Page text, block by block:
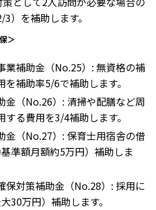
）を補助します。
＞
業補助金（No.25）: 無資格の補
補助率5/6で補助します。
金（No.26）: 清掃や配膳など周
る費用を3/4補助します。
金（No.27）: 保育士用宿舎の借
準額月額約5万円）補助しま
保対策補助金（No.28）: 採用に
30万円）補助します。